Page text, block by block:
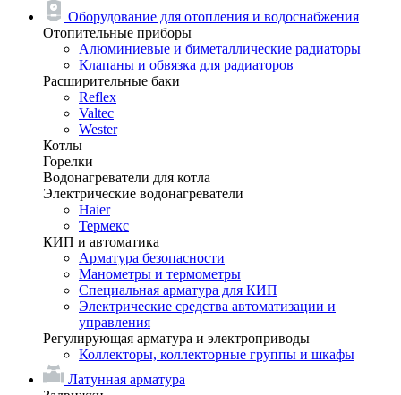
Оборудование для отопления и водоснабжения
Отопительные приборы
Алюминиевые и биметаллические радиаторы
Клапаны и обвязка для радиаторов
Расширительные баки
Reflex
Valtec
Wester
Котлы
Горелки
Водонагреватели для котла
Электрические водонагреватели
Haier
Термекс
КИП и автоматика
Арматура безопасности
Манометры и термометры
Специальная арматура для КИП
Электрические средства автоматизации и
управления
Регулирующая арматура и электроприводы
Коллекторы, коллекторные группы и шкафы
Латунная арматура